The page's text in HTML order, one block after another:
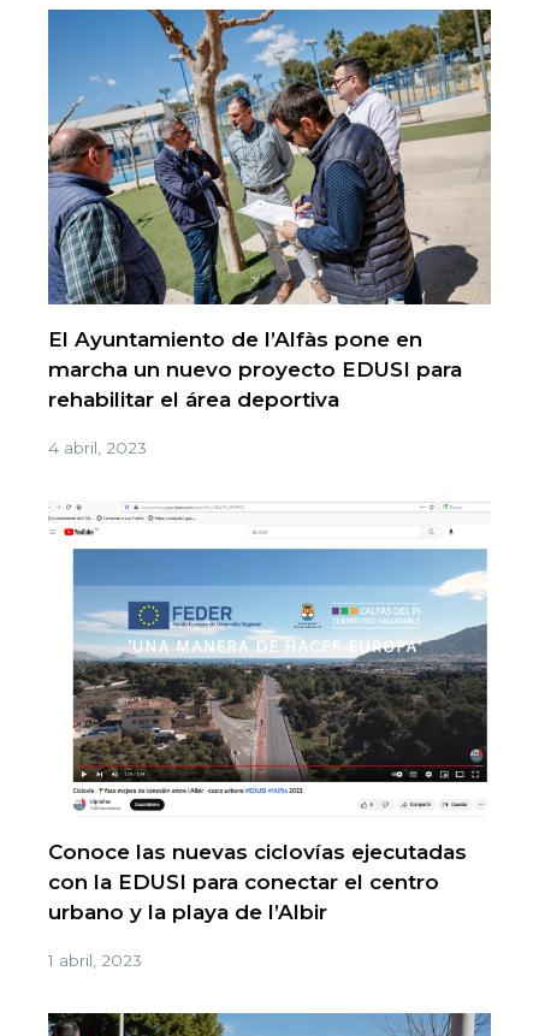
El Ayuntamiento de l’Alfàs pone en
marcha un nuevo proyecto EDUSI para
rehabilitar el área deportiva
4 abril, 2023
Conoce las nuevas ciclovías ejecutadas
con la EDUSI para conectar el centro
urbano y la playa de l’Albir
1 abril, 2023